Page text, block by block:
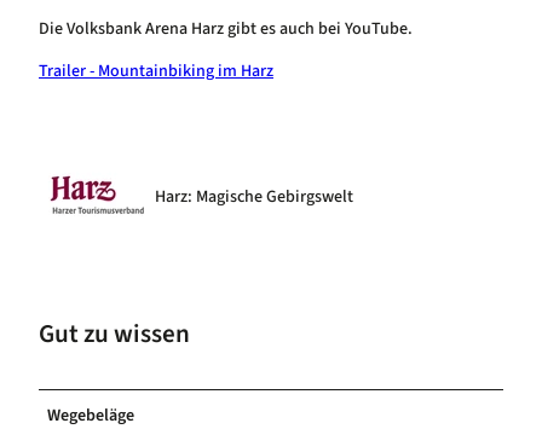
Die Volksbank Arena Harz gibt es auch bei YouTube.
Trailer - Mountainbiking im Harz
Harz: Magische Gebirgswelt
Gut zu wissen
Wegebeläge